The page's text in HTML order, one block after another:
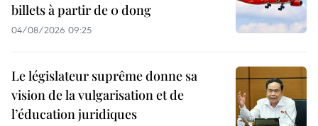
billets à partir de 0 dong
04/08/2026 09:25
Le législateur suprême donne sa
vision de la vulgarisation et de
l’éducation juridiques